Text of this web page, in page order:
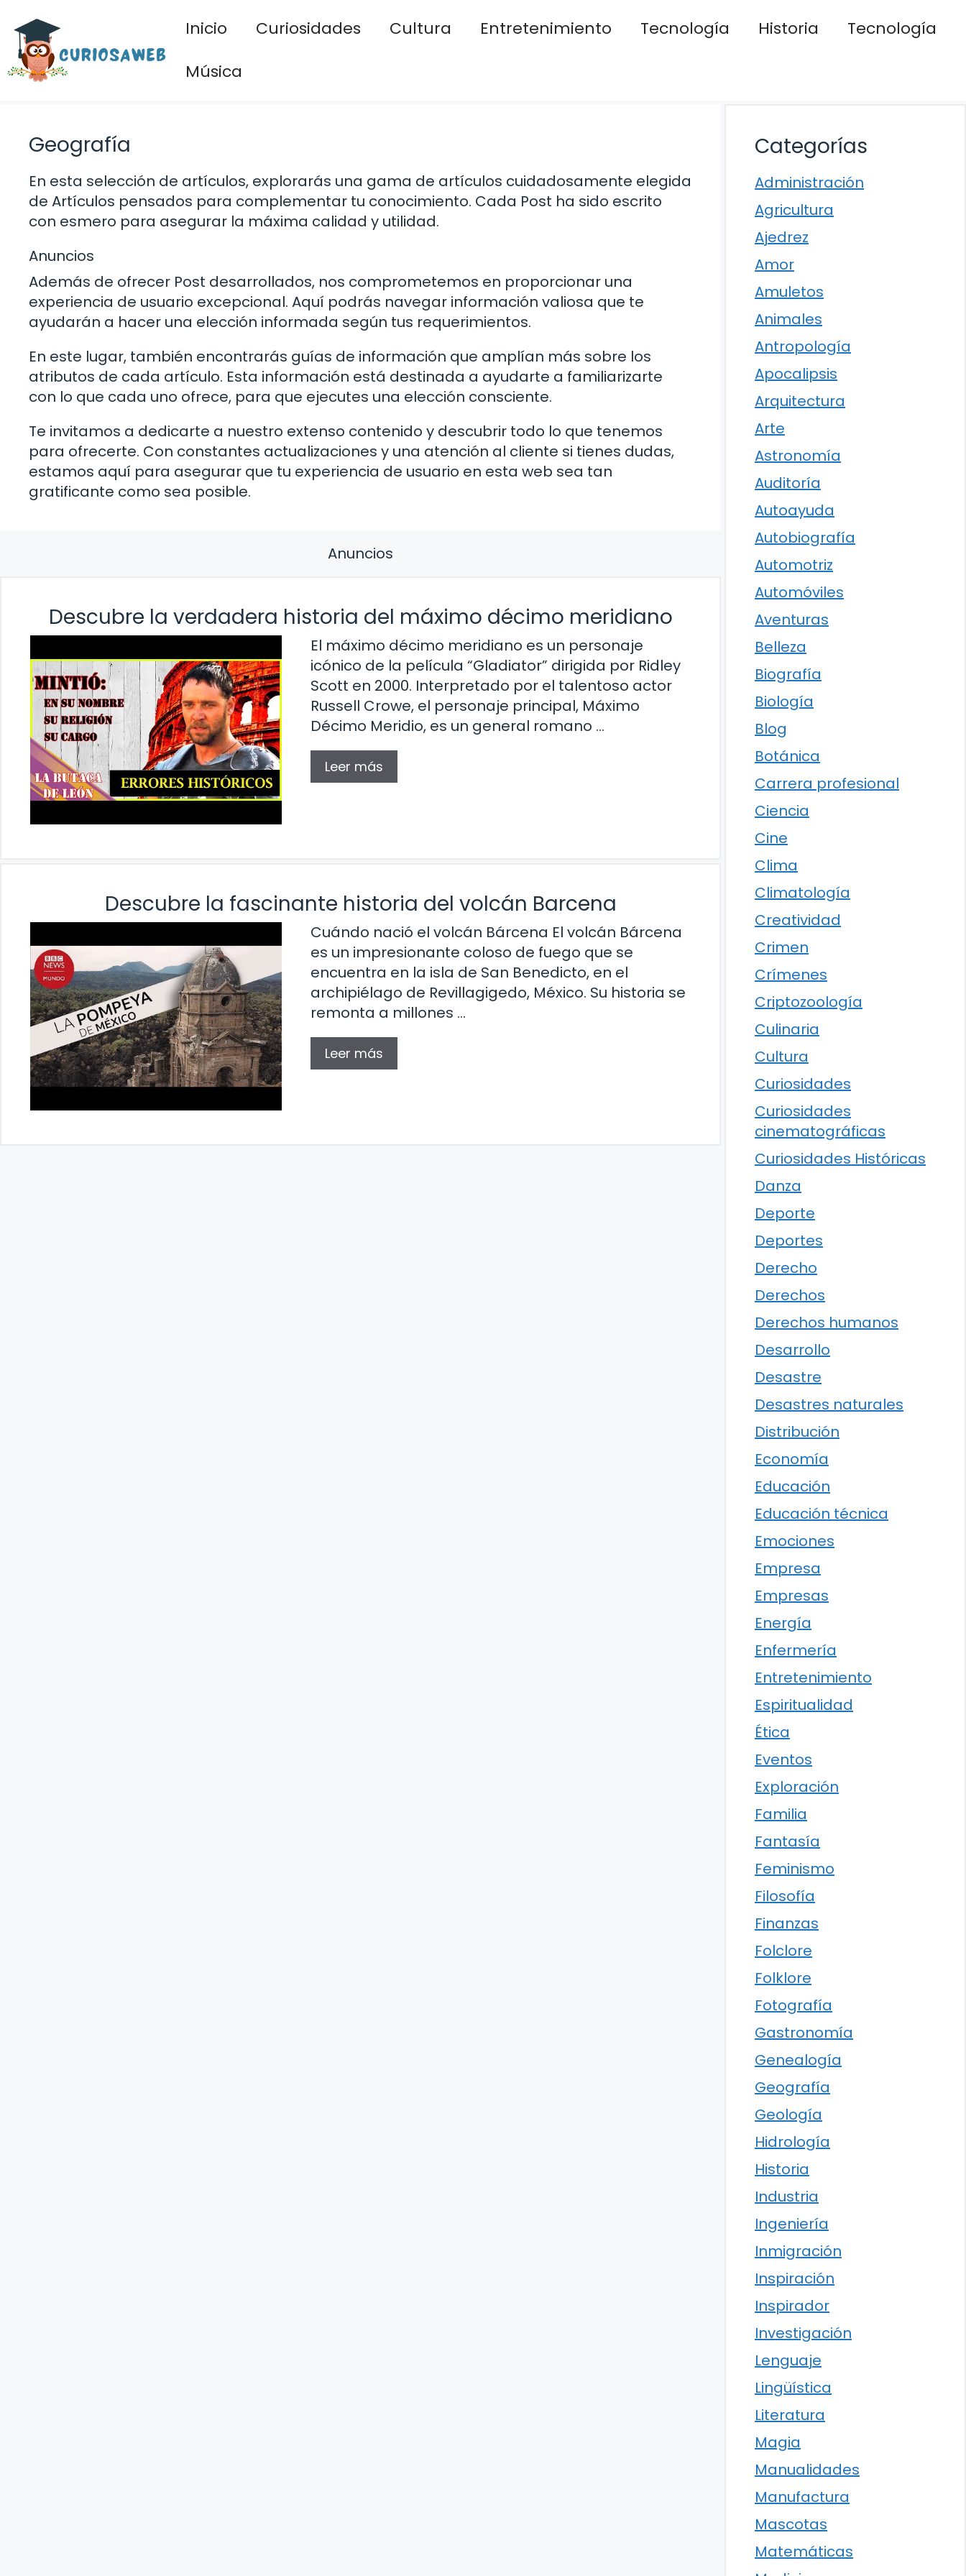
contenido
Inicio Curiosidades Cultura Entretenimiento Tecnología Historia
Tecnología
Música
Geografía
En esta selección de artículos, explorarás una gama de artículos cuidadosamente elegida
de Artículos pensados para complementar tu conocimiento. Cada Post ha sido escrito
con esmero para asegurar la máxima calidad y utilidad.
Anuncios
Además de ofrecer Post desarrollados, nos comprometemos en proporcionar una
experiencia de usuario excepcional. Aquí podrás navegar información valiosa que te
ayudarán a hacer una elección informada según tus requerimientos.
En este lugar, también encontrarás guías de información que amplían más sobre los
atributos de cada artículo. Esta información está destinada a ayudarte a familiarizarte
con lo que cada uno ofrece, para que ejecutes una elección consciente.
Te invitamos a dedicarte a nuestro extenso contenido y descubrir todo lo que tenemos
para ofrecerte. Con constantes actualizaciones y una atención al cliente si tienes dudas,
estamos aquí para asegurar que tu experiencia de usuario en esta web sea tan
gratificante como sea posible.
Anuncios
Descubre la verdadera historia del máximo décimo meridiano
El máximo décimo meridiano es un personaje
icónico de la película “Gladiator” dirigida por Ridley
Scott en 2000. Interpretado por el talentoso actor
Russell Crowe, el personaje principal, Máximo
Décimo Meridio, es un general romano …
Leer más
Descubre la fascinante historia del volcán Barcena
Cuándo nació el volcán Bárcena El volcán Bárcena
es un impresionante coloso de fuego que se
encuentra en la isla de San Benedicto, en el
archipiélago de Revillagigedo, México. Su historia se
remonta a millones …
Leer más
Categorías
Administración
Agricultura
Ajedrez
Amor
Amuletos
Animales
Antropología
Apocalipsis
Arquitectura
Arte
Astronomía
Auditoría
Autoayuda
Autobiografía
Automotriz
Automóviles
Aventuras
Belleza
Biografía
Biología
Blog
Botánica
Carrera profesional
Ciencia
Cine
Clima
Climatología
Creatividad
Crimen
Crímenes
Criptozoología
Culinaria
Cultura
Curiosidades
Curiosidades
cinematográficas
Curiosidades Históricas
Danza
Deporte
Deportes
Derecho
Derechos
Derechos humanos
Desarrollo
Desastre
Desastres naturales
Distribución
Economía
Educación
Educación técnica
Emociones
Empresa
Empresas
Energía
Enfermería
Entretenimiento
Espiritualidad
Ética
Eventos
Exploración
Familia
Fantasía
Feminismo
Filosofía
Finanzas
Folclore
Folklore
Fotografía
Gastronomía
Genealogía
Geografía
Geología
Hidrología
Historia
Industria
Ingeniería
Inmigración
Inspiración
Inspirador
Investigación
Lenguaje
Lingüística
Literatura
Magia
Manualidades
Manufactura
Mascotas
Matemáticas